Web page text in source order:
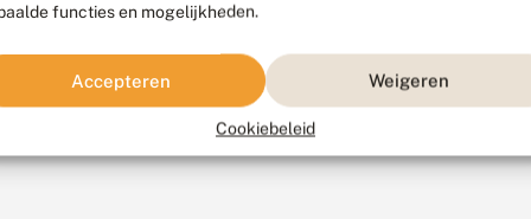
functies en mogelijkheden.
Accepteren Weigeren
Cookiebeleid